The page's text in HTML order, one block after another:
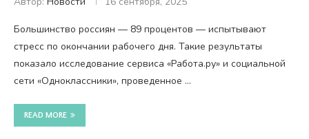
Большинство россиян — 89 процентов — испытывают
стресс по окончании рабочего дня. Такие результаты
показало исследование сервиса «Работа.ру» и социальной
сети «Одноклассники», проведенное …
READ MORE